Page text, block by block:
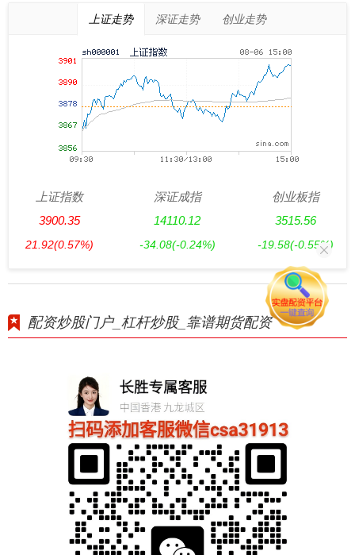
上证走势 深证走势 创业走势
上证指数
3900.35
21.92(0.57%)
深证成指
14110.12
-34.08(-0.24%)
创业板指
3515.56
-19.58(-0.55%)
配资炒股门户_杠杆炒股_靠谱期货配资